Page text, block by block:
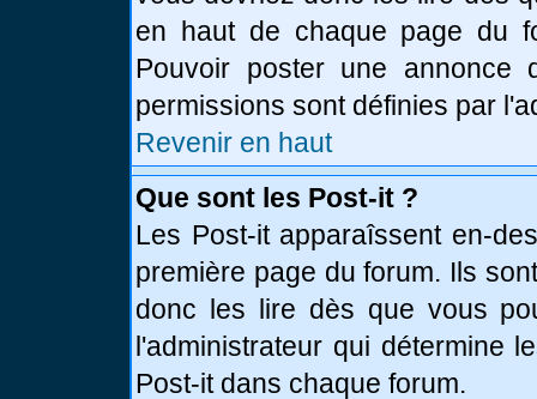
en haut de chaque page du
Pouvoir poster une annonce
permissions sont définies par
Revenir en haut
Que sont les Post-it ?
Les Post-it apparaîssent en-
première page du forum. Ils
donc les lire dès que vous
l'administrateur qui détermine
Post-it dans chaque forum.